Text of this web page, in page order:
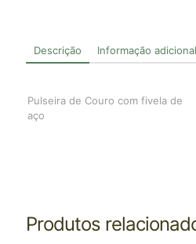
Descrição Informação adicional
Pulseira de Couro com fivela de
aço
Produtos